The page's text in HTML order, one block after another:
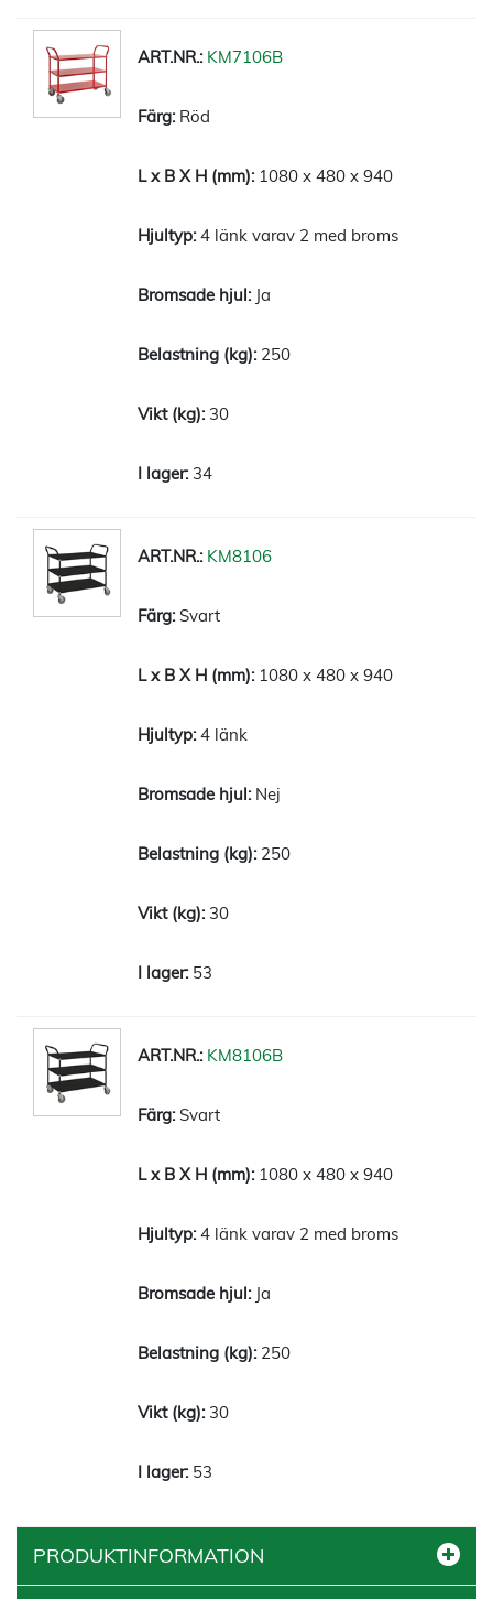
KM7106B
Röd
1080 x 480 x 940
4 länk varav 2 med broms
Ja
250
30
34
KM8106
Svart
1080 x 480 x 940
4 länk
Nej
250
30
53
KM8106B
Svart
1080 x 480 x 940
4 länk varav 2 med broms
Ja
250
30
53
PRODUKTINFORMATION